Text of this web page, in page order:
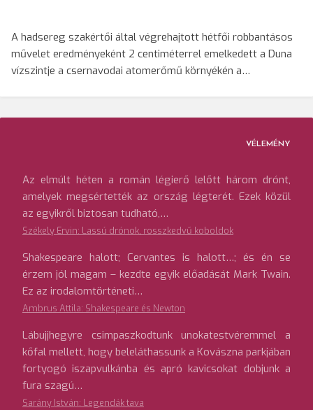
A hadsereg szakértői által végrehajtott hétfői robbantásos
művelet eredményeként 2 centiméterrel emelkedett a Duna
vízszintje a csernavodai atomerőmű környékén a…
VÉLEMÉNY
Az elmúlt héten a román légierő lelőtt három drónt,
amelyek megsértették az ország légterét. Ezek közül
az egyikről biztosan tudható,…
Székely Ervin: Lassú drónok, rosszkedvű koboldok
Shakespeare halott; Cervantes is halott…; és én se
érzem jól magam – kezdte egyik előadását Mark Twain.
Ez az irodalomtörténeti…
Ambrus Attila: Shakespeare és Newton
Lábujjhegyre csimpaszkodtunk unokatestvéremmel a
kőfal mellett, hogy beleláthassunk a Kovászna parkjában
fortyogó iszapvulkánba és apró kavicsokat dobjunk a
fura szagú…
Sarány István: Legendák tava